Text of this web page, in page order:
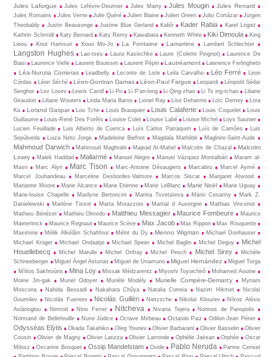
Jules Laforgue Jules Lefèvre-Deumier Jules Marry Jules Mougin Jules Renard
Jules Romains Jules Verne Julie Quéré Julien Blaine Julien Green Julio Cortázar
Jürgen
Theobaldy
Justin Beausonge Justine Blue Gerland Kabîr Kader Rabia
Karel Logist
Kathrin Schmidt
Katy Bernard Katy Remy Kawabata Kenneth White Kiki Dimoula
King
Lieou
Knut Hamsun Kouo Mo-Jo La Fontaine Lamartine Lambert Schlechter
Langston Hughes Lao-tseu Laura Kasischke Laure (Colette Peignot)
Laurence De
Biasi
Laurence Vielle Laurent Bouisset Laurent Pépin Lautréamont Lawrence Ferlinghetti
Léa-Nunzia Corrieras Leadbelly Leconte de Lisle Leila Carvalho Léo Ferré
Leon
Còrdas
Léon Séché Léon-Gontran Damas Léon-Paul Fargue Leopardi
Léopold Sédar
Senghor
Lev Losev Lewis Caroll Li Po Li P’an-long Li Qing-zhao Li Ts ing-tchao
Liliane
Giraudon
Liliane Wouters Linda Maria Baros Lionel Ray Lise Deharme Loïc Demey
Lora
Ka
Lorand Gaspar Lou Tche Louis Brauquier Louis Calaferte Louis Coquelet
Louis
Guillaume
Louis-René Des Forêts Louise Colet Louise Labé Louise Michel
Loys Saunier
Lucien Feuillade
Luis Alberto de Cuenca Luís Carlos Patraquim Luís de Camões
Luis
Sepúlveda
Luiza Neto Jorge Madeleine Biefnot Magdala Mathilde Magloire-Saint-Aude
Mahmoud Darwich Mahmoud Maghrabi Majead At-Mahel Malcolm de Chazal
Malcolm
Lowry
Malek Haddad Mallarmé Manuel Alegre Manuel Vázquez Montalbán
Maram al-
Masri
Marc Alyn Marc Tison Marc-Antoine Désaugiers Marcabru
Marcel Aymé
Marcel Jouhandeau
Marceline Desbordes-Valmore Marcos Siscar
Margaret Atwood
Marianne Moore
Marie Alcance Marie Etienne Marie LeBlanc Marie Noël
Marie Uguay
Marie-louise Chapelle
Marilyne Bertoncini Marina Tsvetaïeva Mário Cesariny
Mark Z.
Danielewski
Marlène Tissot Marta Morazzoni Martial d Auvergne
Mathias Vincenot
Mathieu Bénézet
Mathieu Olmedo Matthieu Messagier Maurice Fombeure
Maurice
Maeterlinck
Maurice Regnaut Maurice Scève Max Jacob Max Rippon
Max Rouquette
Maximine
Mélik Alkélâm Schahfour Mélot du Dy Menno Wigman
Michael Donhauser
Michael Krüger
Michael Ondaatje Michael Speier Michel Baglin Michel Deguy
Michel
Houellebecq
Michel Marulle Michel Onfray Michel Pesch Michel Sirey
Michèle
Schneeberger
Miguel Ángel Asturias Miguel de Unamuno Miguel Hernández
Miguel Torga
Mìltos Sakhtoùris
Mina Loy Missak Médzarentz Miyoshi Toyoichirô
Mohamed Aouine
Moine Jin-gak
Muriel Odoyer Murièle Modély Murielle Compère-Demarcy
Myriam
Moscona
Nahida Bessadi Nakahara Chûya Natalia Correia Nazim Hikmet
Nicolaï
Goumilev
Nicolás Fuentes Nicolás Guillén Nietz­sche Nikolaï Kliouïev
Níkos Alèxis
Aslànoglou
Nimrod Nino Ferrer Nitcheva Nivaria Tejera
Nonnos de Panopolis
Normand de Bellefeuille
Nuno Júdice Octave Mirbeau Octavio Paz Odilon-Jean Périer
Odyssèas Elỳtis Okada Takahiko Oleg Youriev Olivier Barbarant Olivier Basselin
Olivier
Cousin
Olivier de Magny Olivier Larizza Olivier Larronde Ophélie Jaësan Orphée
Oscar
Milosz
Oscarine Bosquet Ossip Mandelstam Ovide Pablo Neruda
Parme Ceriset